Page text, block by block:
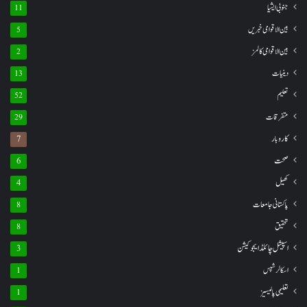
جنوبی ایشیا 11
بین الاقوامی خبریں 5
بین الاقوامی کالمز 2
دینیات 13
تعلیم 52
متفرقات 29
کاروبار 7
صحت 6
کھیل 4
پاکستانی جامعات 8
تحقیق 8
اسپیشل چائلڈ ایجوکیشن 3
اسکالرشپس 1
تعلیمی پالیسیز 1